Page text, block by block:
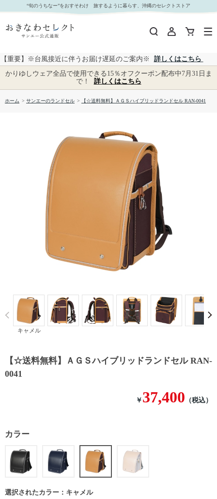
【☆送料無料】ＡＧＳハイブリッドランドセル RAN-0041｜おきなわセレクト サンエー公式通
販
“旬のうちなー”をおすそわけ 旅するように暮らす、沖縄のセレクトストア
【重要】※台風接近に伴うお届け遅延のご案内※
詳しくはこちら
かりゆしウェア全品で使用できる15％オフクーポン配布中7月31日ま
で！
詳しくはこちら
ホーム > サンエーのランドセル > 【☆送料無料】ＡＧＳハイブリッドランドセル RAN-0041
キャメル
Prev
【☆送料無料】ＡＧＳハイブリッドランドセル RAN-
0041
￥ 37,400 （税込）
カラー
選択されたカラー：キャメル